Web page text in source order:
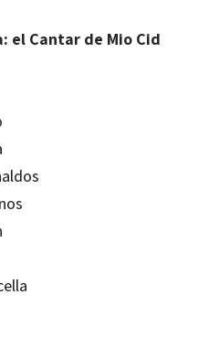
el Cantar de Mio Cid